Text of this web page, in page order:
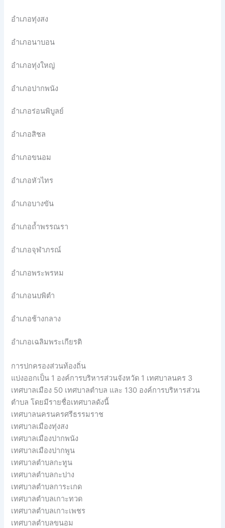
อำเภอทุ่งสง
อำเภอนาบอน
อำเภอทุ่งใหญ่
อำเภอปากพนัง
อำเภอร่อนพิบูลย์
อำเภอสิชล
อำเภอขนอม
อำเภอหัวไทร
อำเภอบางขัน
อำเภอถ้ำพรรณรา
อำเภอจุฬาภรณ์
อำเภอพระพรหม
อำเภอนบพิตำ
อำเภอช้างกลาง
อำเภอเฉลิมพระเกียรติ
การปกครองส่วนท้องถิ่น
แบ่งออกเป็น 1 องค์การบริหารส่วนจังหวัด 1 เทศบาลนคร 3
เทศบาลเมือง 50 เทศบาลตำบล และ 130 องค์การบริหารส่วน
ตำบล โดยมีรายชื่อเทศบาลดังนี้
เทศบาลนครนครศรีธรรมราช
เทศบาลเมืองทุ่งสง
เทศบาลเมืองปากพนัง
เทศบาลเมืองปากพูน
เทศบาลตำบลกะทูน
เทศบาลตำบลกะปาง
เทศบาลตำบลการะเกด
เทศบาลตำบลเกาะทวด
เทศบาลตำบลเกาะเพชร
เทศบาลตำบลขนอม